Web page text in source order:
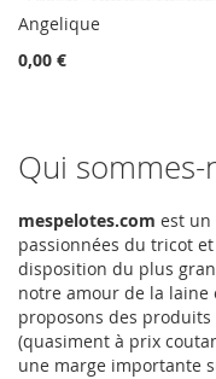
Angelique
0,00 €
Qui sommes-
mespelotes.com est
passionnées du tricot
disposition du plus
notre amour de la laine
proposons des
(quasiment à prix
une marge importante